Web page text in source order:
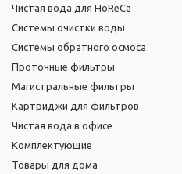
Чистая вода для HoReCa
Системы очистки воды
Системы обратного осмоса
Проточные фильтры
Магистральные фильтры
Картриджи для фильтров
Чистая вода в офисе
Комплектующие
Товары для дома